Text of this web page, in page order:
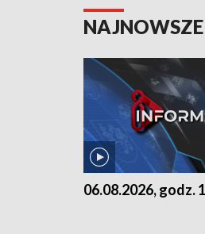
06.08.2026, godz.